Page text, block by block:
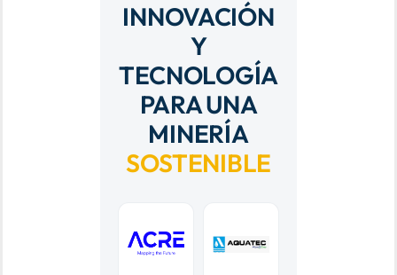
INNOVACIÓN
Y
TECNOLOGÍA
PARA UNA
MINERÍA
SOSTENIBLE